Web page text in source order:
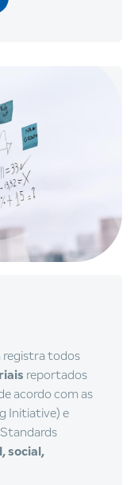
registra todos
reportados
acordo com as
Initiative) e
social,